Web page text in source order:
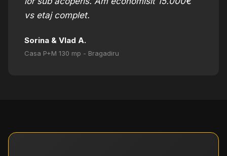
vs etaj complet.
Sorina & Vlad A.
Casa P+M 130 mp - Bragadiru